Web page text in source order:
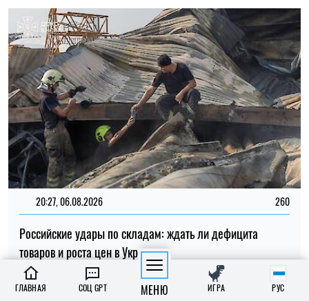
товаров и роста цен в Украине
Николай Потика
15:59, 06.08.2026 92
Новый контракт в армии: Минобороны объяснило
ГЛАВНАЯ СОЦ GPT МЕНЮ ИГРА РУС